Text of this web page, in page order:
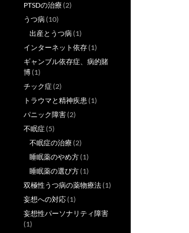
PTSDの治療(2)
うつ病(10)
出産とうつ病(1)
インターネット依存(1)
ギャンブル依存症、病的賭
博(1)
チック症(2)
トラウマと精神疾患 (1)
パニック障害(2)
不眠症(5)
不眠症の治療(2)
睡眠薬のやめ方(1)
睡眠薬の選び方(1)
双極性うつ病の薬物療法(1)
妄想への対応(1)
妄想性パーソナリティ障害
(1)